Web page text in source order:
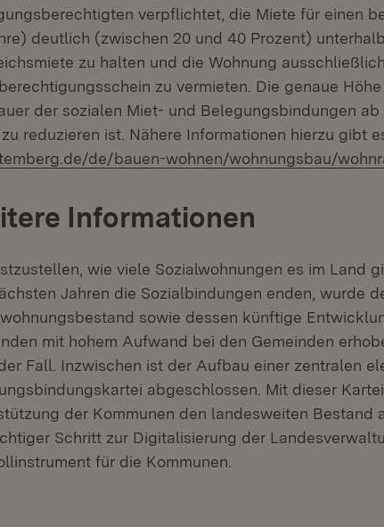
verpflichtet, die Miete für einen
deutlich (zwischen 20 und 40 Prozent)
zu halten und die Wohnung
zu vermieten. Die genaue
der sozialen Miet- und Belegungsbindungen
reduzieren ist. Nähere Informationen hierzu gibt
de/bauen-wohnen/wohnungsbau/
Informationen
wie viele Sozialwohnungen es im Land
Jahren die Sozialbindungen enden, wurde
sowie dessen künftige
mit hohem Aufwand bei den Gemeinden
Fall. Inzwischen ist der Aufbau einer zentralen
abgeschlossen. Mit dieser
der Kommunen den landesweiten Bestand
Schritt zur Digitalisierung der
für die Kommunen.